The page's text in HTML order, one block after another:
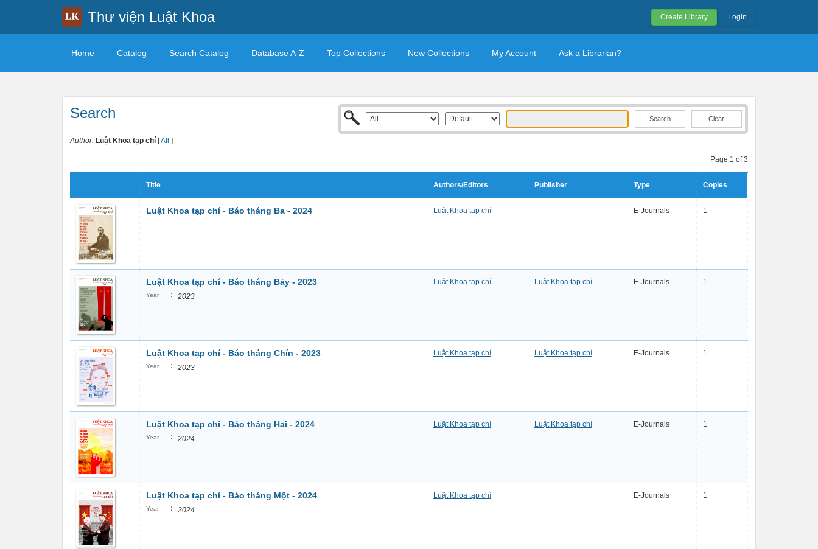
Thư viện Luật Khoa Create Library Login
Home Catalog Search Catalog Database A-Z Top Collections New Collections My Account Ask a Librarian?
Search Clear
Author: Luật Khoa tạp chí [All ]
Page 1 of 3
Title Authors/Editors Publisher Type Copies
Luật Khoa tạp chí - Báo tháng Ba - 2024 Luật Khoa tạp chí E-Journals 1
Luật Khoa tạp chí - Báo tháng Bảy - 2023
Year : 2023
Luật Khoa tạp chí Luật Khoa tạp chí E-Journals 1
Luật Khoa tạp chí - Báo tháng Chín - 2023
Year : 2023
Luật Khoa tạp chí Luật Khoa tạp chí E-Journals 1
Luật Khoa tạp chí - Báo tháng Hai - 2024
Year : 2024
Luật Khoa tạp chí Luật Khoa tạp chí E-Journals 1
Luật Khoa tạp chí - Báo tháng Một - 2024
Year : 2024
Luật Khoa tạp chí E-Journals 1